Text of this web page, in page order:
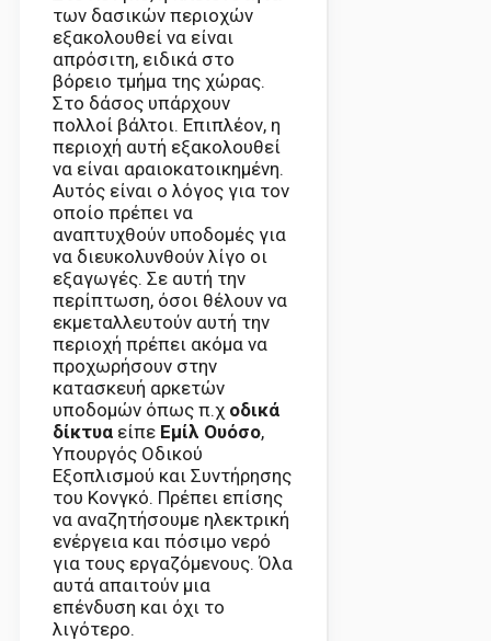
των δασικών περιοχών
εξακολουθεί να είναι
απρόσιτη, ειδικά στο
βόρειο τμήμα της χώρας.
Στο δάσος υπάρχουν
πολλοί βάλτοι. Επιπλέον, η
περιοχή αυτή εξακολουθεί
να είναι αραιοκατοικημένη.
Αυτός είναι ο λόγος για τον
οποίο πρέπει να
αναπτυχθούν υποδομές για
να διευκολυνθούν λίγο οι
εξαγωγές. Σε αυτή την
περίπτωση, όσοι θέλουν να
εκμεταλλευτούν αυτή την
περιοχή πρέπει ακόμα να
προχωρήσουν στην
κατασκευή αρκετών
υποδομών όπως π.χ οδικά
δίκτυα είπε Εμίλ Ουόσο,
Υπουργός Οδικού
Εξοπλισμού και Συντήρησης
του Κονγκό. Πρέπει επίσης
να αναζητήσουμε ηλεκτρική
ενέργεια και πόσιμο νερό
για τους εργαζόμενους. Όλα
αυτά απαιτούν μια
επένδυση και όχι το
λιγότερο.